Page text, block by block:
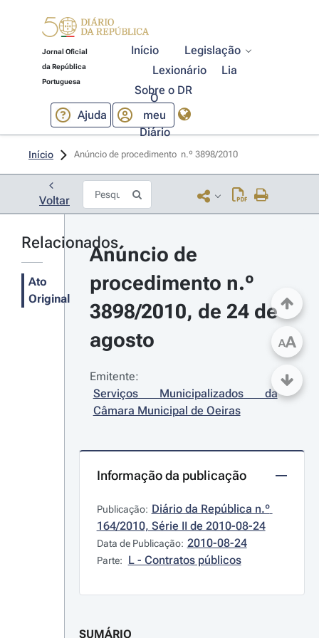
Jornal Oficial
da República
Portuguesa
Início
Legislação
Lexionário
Lia
Sobre o DR
Ajuda
O
meu
Diário
Início Anúncio de procedimento  n.º 3898/2010
Voltar
Relacionados
Ato
Original
Anúncio de
procedimento n.º
3898/2010, de 24 de
agosto
Emitente:
Serviços Municipalizados da
Câmara Municipal de Oeiras
Informação da publicação
Publicação: Diário da República n.º
164/2010, Série II de 2010-08-24
Data de Publicação: 2010-08-24
Parte: L - Contratos públicos
SUMÁRIO
AA